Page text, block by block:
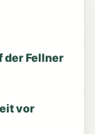
der Fellner
vor